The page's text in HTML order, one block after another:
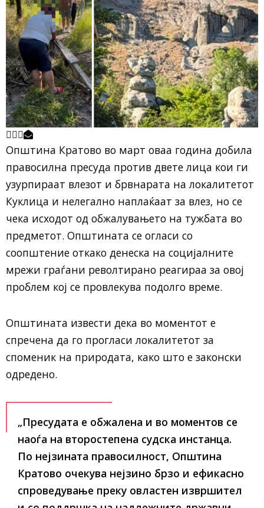
Општина Кратово во март оваа година добила
правосилна пресуда против двете лица кои ги
узурпираат влезот и брвнарата на локалитетот
Куклица и нелегално наплаќаат за влез, но се
чека исходот од обжалувањето на тужбата во
предметот. Општината се огласи со
соопштение откако денеска на социјалните
мрежи граѓани револтирано реагираа за овој
проблем кој се провлекува подолго време.
Општината извести дека во моментот е
спречена да го прогласи локалитетот за
споменик на природата, како што е законски
одредено.
„Пресудата е обжалена и во моментов се
наоѓа на второстепена судска инстанца.
По нејзината правосилност, Општина
Кратово очекува нејзино брзо и ефикасно
спроведување преку овластен извршител